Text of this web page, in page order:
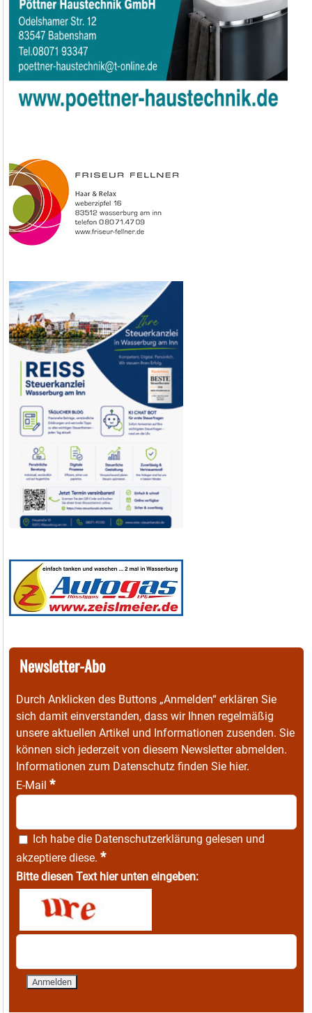
Newsletter-Abo
Durch Anklicken des Buttons „Anmelden“ erklären Sie
sich damit einverstanden, dass wir Ihnen regelmäßig
unsere aktuellen Artikel und Informationen zusenden. Sie
können sich jederzeit von diesem Newsletter abmelden.
Informationen zum Datenschutz finden Sie hier.
E-Mail *
Ich habe die Datenschutzerklärung gelesen und
akzeptiere diese. *
Bitte diesen Text hier unten eingeben: